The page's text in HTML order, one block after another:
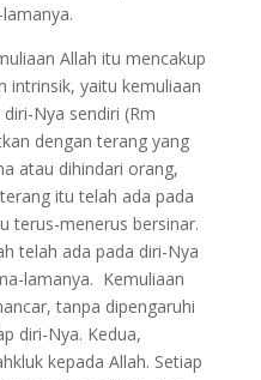
Allah itu mencakup
intrinsik, yaitu kemuliaan
Nya sendiri (Rm
dengan terang yang
atau dihindari orang,
itu telah ada pada
terus-menerus bersinar.
telah ada pada diri-Nya
lamanya. Kemuliaan
tanpa dipengaruhi
diri-Nya. Kedua,
kepada Allah. Setiap